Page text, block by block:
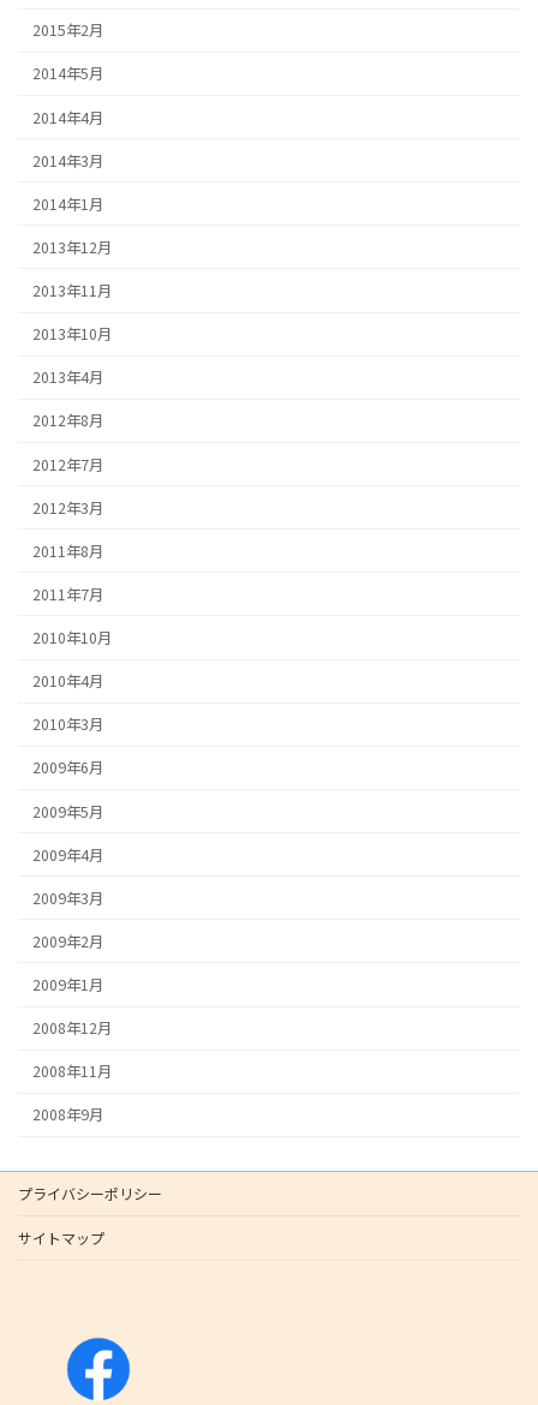
2015年2月
2014年5月
2014年4月
2014年3月
2014年1月
2013年12月
2013年11月
2013年10月
2013年4月
2012年8月
2012年7月
2012年3月
2011年8月
2011年7月
2010年10月
2010年4月
2010年3月
2009年6月
2009年5月
2009年4月
2009年3月
2009年2月
2009年1月
2008年12月
2008年11月
2008年9月
プライバシーポリシー
サイトマップ